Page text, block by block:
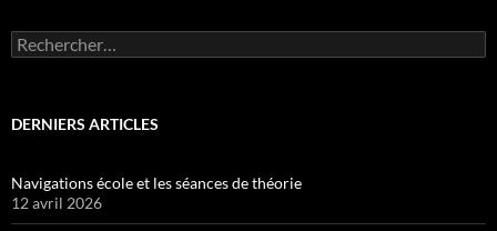
Rechercher :
DERNIERS ARTICLES
Navigations école et les séances de théorie
12 avril 2026